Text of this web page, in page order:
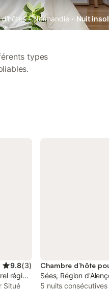
d'hôtes · Normandie · Nuit
types
9.8(3)
régional du Perche
Situé
Sées, Région
5 nuits